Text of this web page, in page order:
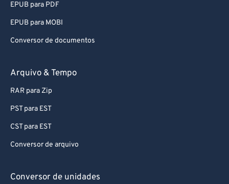
EPUB para PDF
EPUB para MOBI
Conversor de documentos
Arquivo & Tempo
RAR para Zip
PST para EST
CST para EST
Conversor de arquivo
Conversor de unidades